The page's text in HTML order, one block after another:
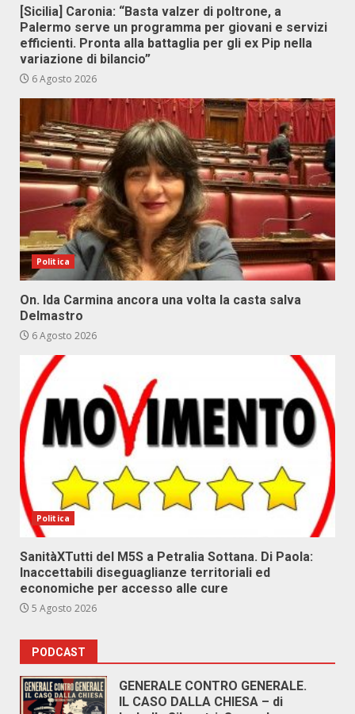
[Sicilia] Caronia: “Basta valzer di poltrone, a
Palermo serve un programma per giovani e servizi
efficienti. Pronta alla battaglia per gli ex Pip nella
variazione di bilancio”
6 Agosto 2026
Politica
On. Ida Carmina ancora una volta la casta salva
Delmastro
6 Agosto 2026
Politica
SanitàXTutti del M5S a Petralia Sottana. Di Paola:
Inaccettabili diseguaglianze territoriali ed
economiche per accesso alle cure
5 Agosto 2026
PODCAST
GENERALE CONTRO GENERALE.
IL CASO DALLA CHIESA – di